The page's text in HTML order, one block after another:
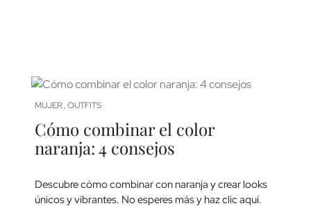
MUJER , OUTFITS
Cómo combinar el color
naranja: 4 consejos
Descubre cómo combinar con naranja y crear looks
únicos y vibrantes. No esperes más y haz clic aquí.